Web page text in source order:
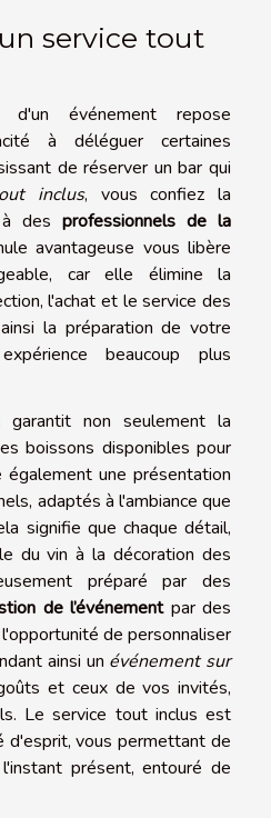
service tout
d'un événement repose
à déléguer certaines
de réserver un bar qui
inclus, vous confiez la
à des professionnels de la
avantageuse vous libère
car elle élimine la
l'achat et le service des
la préparation de votre
beaucoup plus
non seulement la
boissons disponibles pour
une présentation
adaptés à l'ambiance que
signifie que chaque détail,
du vin à la décoration des
préparé par des
de l’événementpar des
de personnaliser
ainsi un événement sur
et ceux de vos invités,
Le service tout inclus est
d'esprit, vous permettant de
présent, entouré de